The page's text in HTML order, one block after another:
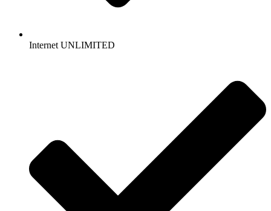
Internet UNLIMITED